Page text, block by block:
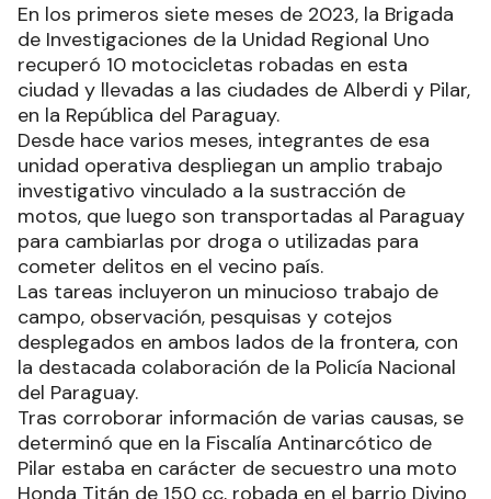
En los primeros siete meses de 2023, la Brigada
de Investigaciones de la Unidad Regional Uno
recuperó 10 motocicletas robadas en esta
ciudad y llevadas a las ciudades de Alberdi y Pilar,
en la República del Paraguay.
Desde hace varios meses, integrantes de esa
unidad operativa despliegan un amplio trabajo
investigativo vinculado a la sustracción de
motos, que luego son transportadas al Paraguay
para cambiarlas por droga o utilizadas para
cometer delitos en el vecino país.
Las tareas incluyeron un minucioso trabajo de
campo, observación, pesquisas y cotejos
desplegados en ambos lados de la frontera, con
la destacada colaboración de la Policía Nacional
del Paraguay.
Tras corroborar información de varias causas, se
determinó que en la Fiscalía Antinarcótico de
Pilar estaba en carácter de secuestro una moto
Honda Titán de 150 cc, robada en el barrio Divino